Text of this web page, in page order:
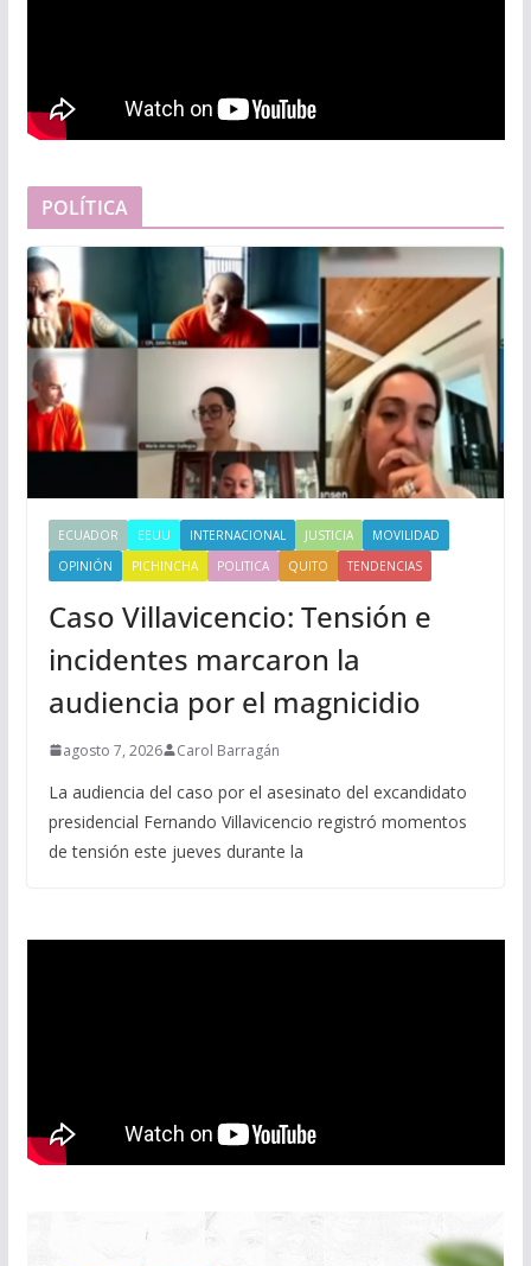
POLÍTICA
ECUADOR EEUU INTERNACIONAL JUSTICIA
MOVILIDAD
OPINIÓN
PICHINCHA POLITICA QUITO TENDENCIAS
Caso Villavicencio: Tensión e
incidentes marcaron la
audiencia por el magnicidio
agosto 7, 2026 Carol Barragán
La audiencia del caso por el asesinato del excandidato
presidencial Fernando Villavicencio registró momentos
de tensión este jueves durante la